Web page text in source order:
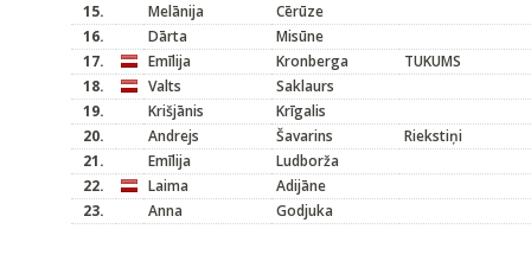
15.
Melānija
Cērūze
16.
Dārta
Misūne
17.
Emīlija Kronberga
TUKUMS
18.
Valts
Saklaurs
19.
Krišjānis
Krīgalis
20.
Andrejs Šavarins
Riekstiņi
21.
Emīlija
Ludborža
22.
Laima
Adijāne
23.
Anna Godjuka